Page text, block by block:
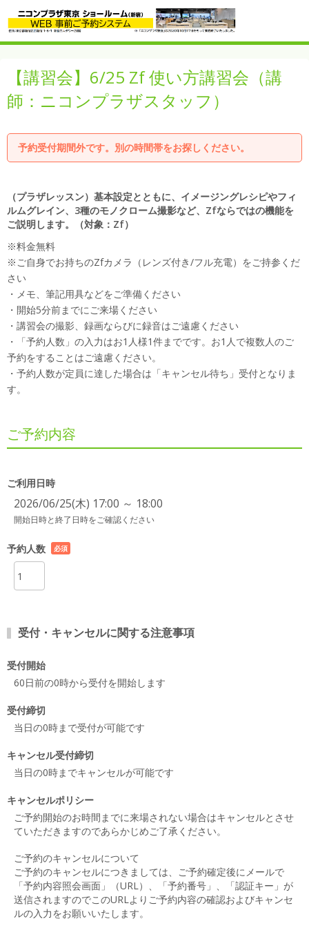
【講習会】6/25 Zf 使い方講習会（講
師：ニコンプラザスタッフ）
予約受付期間外です。別の時間帯をお探しください。
（プラザレッスン）基本設定とともに、イメージングレシピやフィ
ルムグレイン、3種のモノクローム撮影など、Zfならではの機能を
ご説明します。（対象：Zf）
※料金無料
※ご自身でお持ちのZfカメラ（レンズ付き/フル充電）をご持参くだ
さい
・メモ、筆記用具などをご準備ください
・開始5分前までにご来場ください
・講習会の撮影、録画ならびに録音はご遠慮ください
・「予約人数」の入力はお1人様1件までです。お1人で複数人のご
予約をすることはご遠慮ください。
・予約人数が定員に達した場合は「キャンセル待ち」受付となりま
す。
ご予約内容
ご利用日時
2026/06/25(木) 17:00 ～ 18:00
開始日時と終了日時をご確認ください
予約人数
必須
受付・キャンセルに関する注意事項
受付開始
60日前の0時から受付を開始します
受付締切
当日の0時まで受付が可能です
キャンセル受付締切
当日の0時までキャンセルが可能です
キャンセルポリシー
ご予約開始のお時間までに来場されない場合はキャンセルとさせ
ていただきますのであらかじめご了承ください。
ご予約のキャンセルについて
ご予約のキャンセルにつきましては、ご予約確定後にメールで
「予約内容照会画面」（URL）、「予約番号」、「認証キー」が
送信されますのでこのURLよりご予約内容の確認およびキャンセ
ルの入力をお願いいたします。